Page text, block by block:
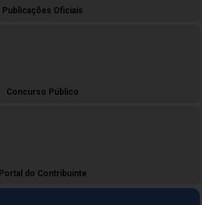
Publicações Oficiais
Concurso Público
Portal do Contribuinte